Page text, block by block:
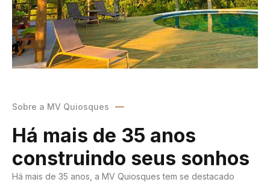
Sobre a MV Quiosques
Há mais de 35 anos
construindo seus sonhos
Há mais de 35 anos, a MV Quiosques tem se destacado